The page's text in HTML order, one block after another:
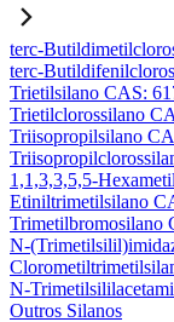
terc-
terc-
Trietilsilano CAS:
Trietilclorossilano
Triisopropilsilano
1,1,3,3,5,5-
Etiniltrimetilsilano
Trimetilbromosilano
N-
N-
Outros Silanos